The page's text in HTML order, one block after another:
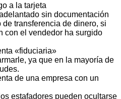
a la tarjeta
sin documentación
transferencia de dinero, si
con el vendedor ha surgido
«fiduciaria»
ya que en la mayoría de
de una empresa con un
estafadores pueden ocultarse